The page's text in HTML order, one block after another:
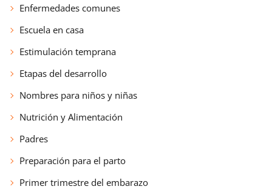
Enfermedades comunes
Escuela en casa
Estimulación temprana
Etapas del desarrollo
Nombres para niños y niñas
Nutrición y Alimentación
Padres
Preparación para el parto
Primer trimestre del embarazo